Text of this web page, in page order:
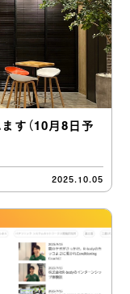
す（10月8日予
2025.10.05